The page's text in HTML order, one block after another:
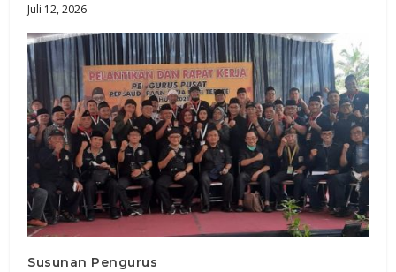
Juli 12, 2026
Susunan Pengurus